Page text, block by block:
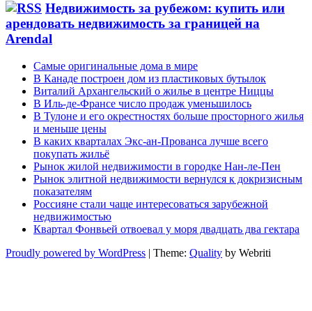
Недвижимость за рубежом: купить или
арендовать недвижимость за границей на
Arendal
Самые оригинальные дома в мире
В Канаде построен дом из пластиковых бутылок
Виталий Архангельский о жилье в центре Ниццы
В Иль-де-Франсе число продаж уменьшилось
В Тулоне и его окрестностях больше просторного жилья
и меньше цены
В каких кварталах Экс-ан-Прованса лучше всего
покупать жильё
Рынок жилой недвижимости в городке Нан-ле-Пен
Рынок элитной недвижимости вернулся к докризисным
показателям
Россияне стали чаще интересоваться зарубежной
недвижимостью
Квартал Фонвьей отвоевал у моря двадцать два гектара
Proudly powered by WordPress | Theme: Quality by Webriti